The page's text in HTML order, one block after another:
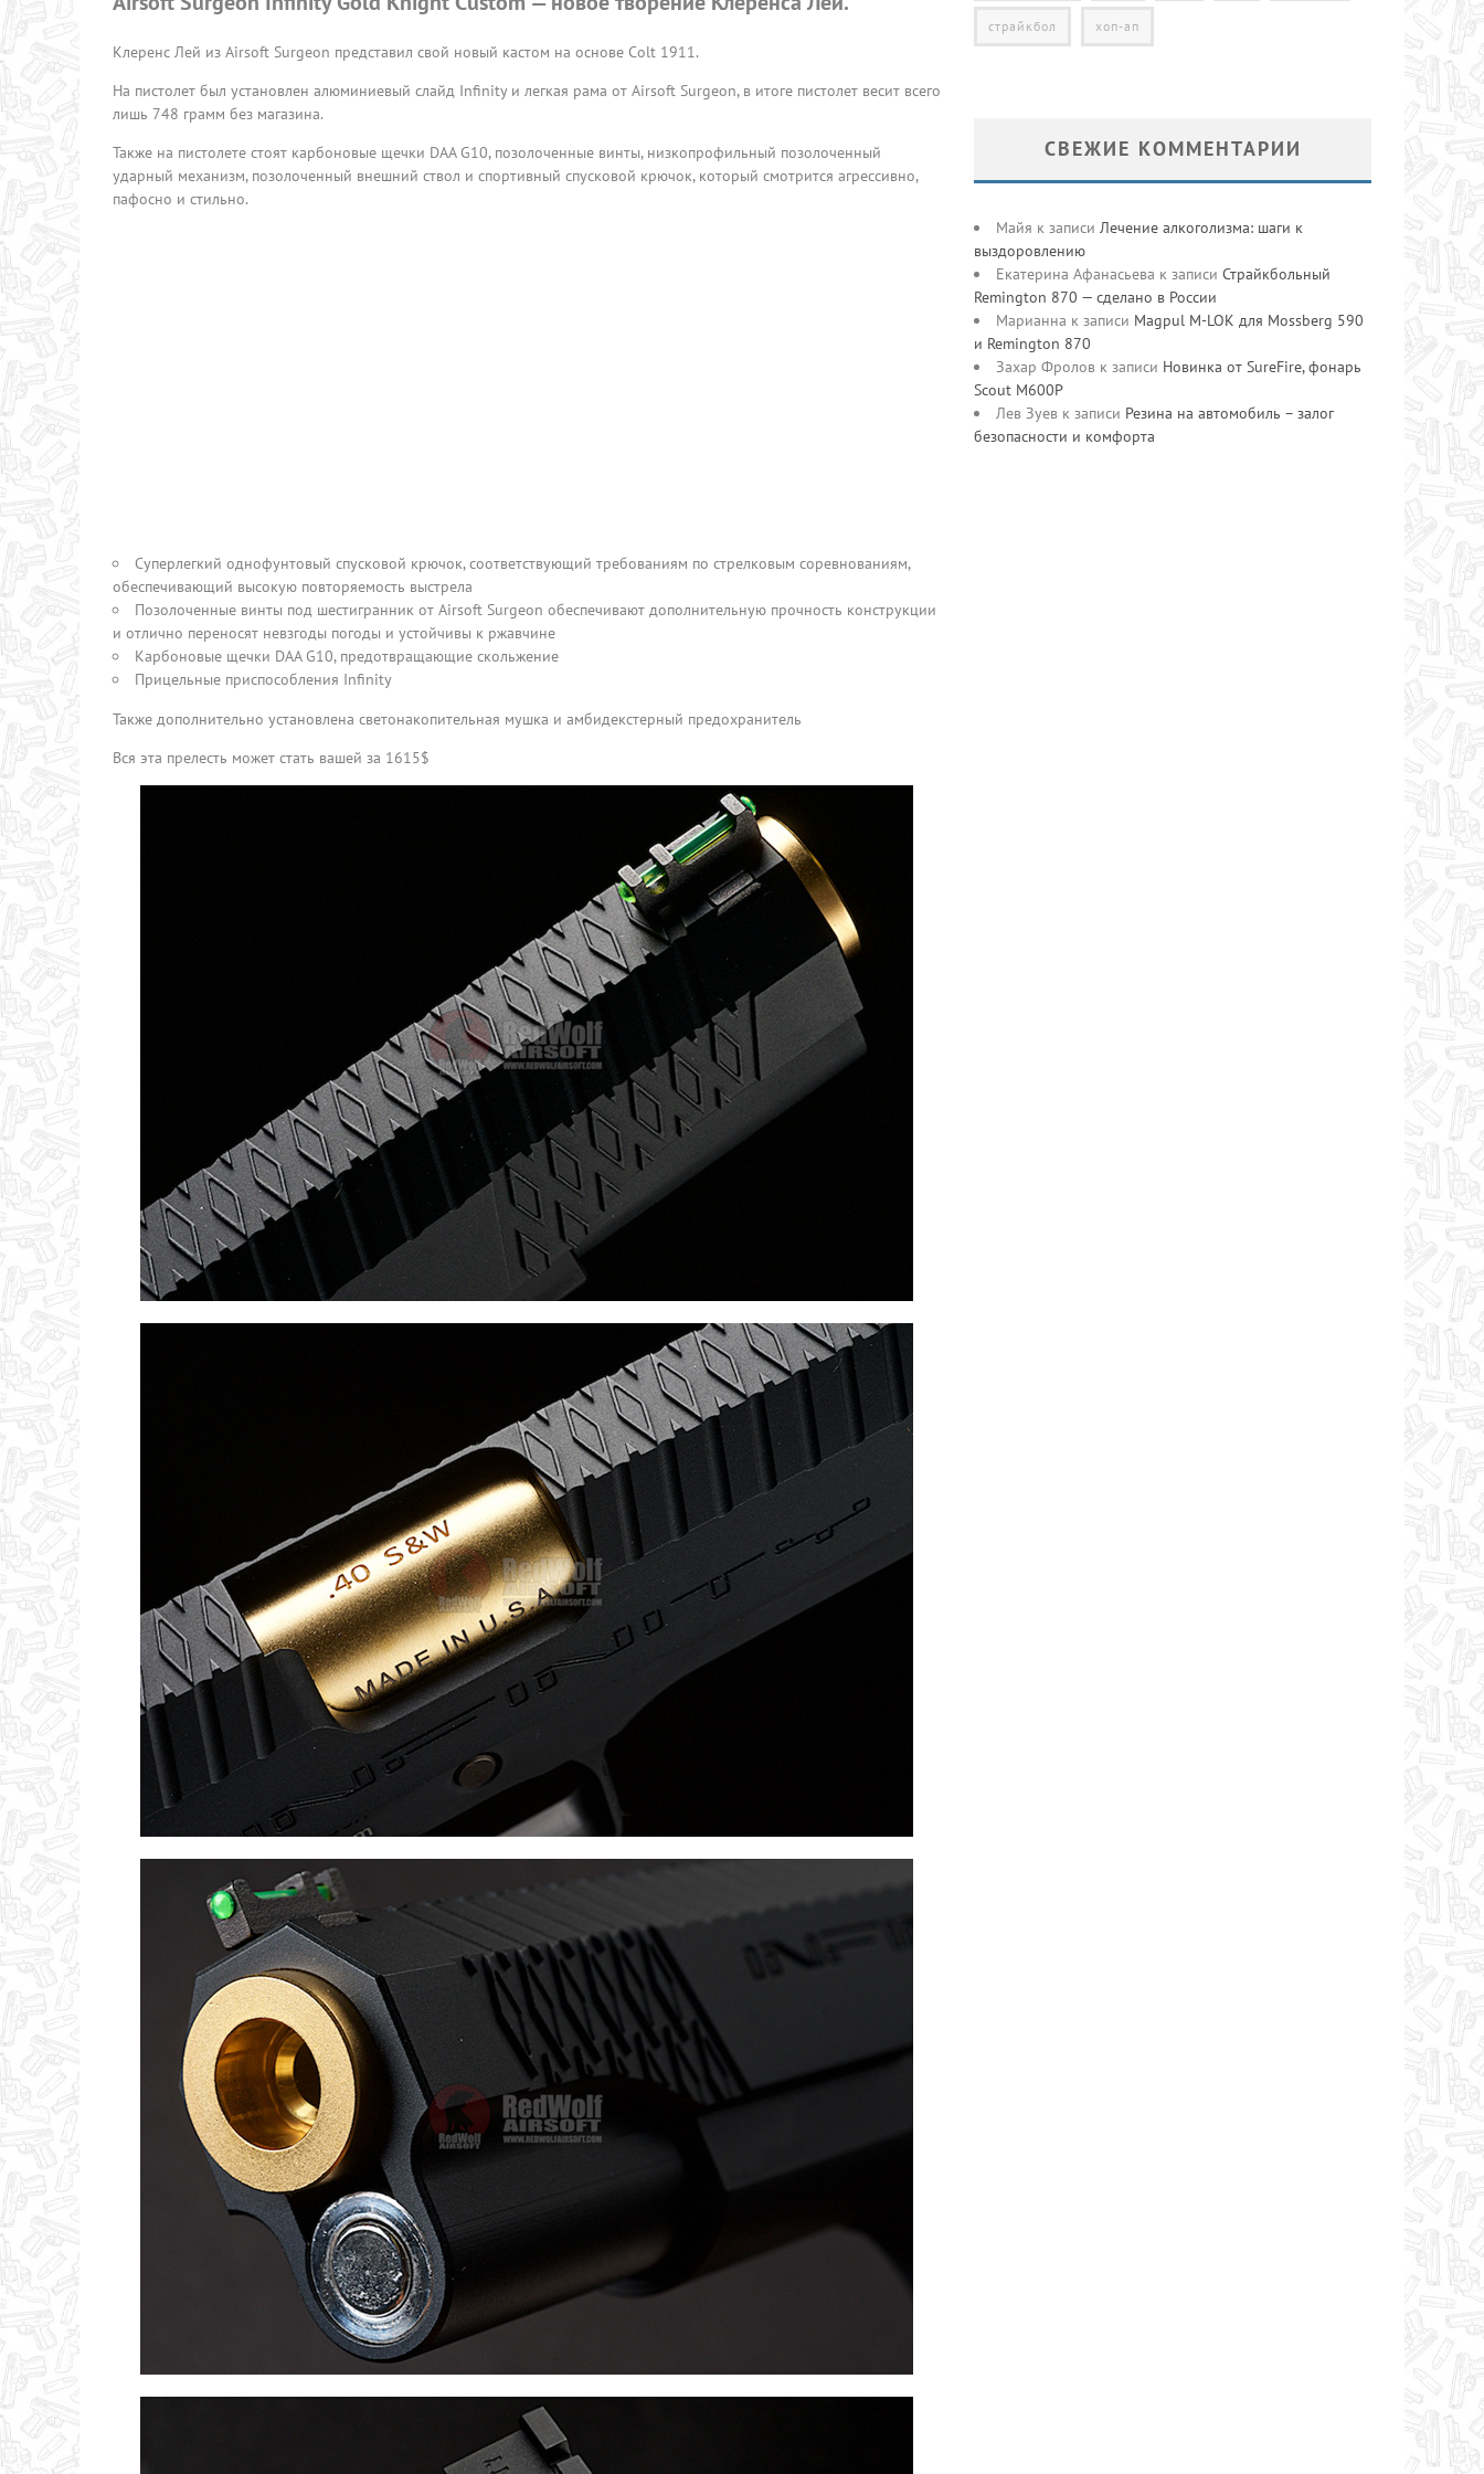
Клеренс Лей из Airsoft Surgeon представил свой новый кастом на основе Colt 1911.
На пистолет был установлен алюминиевый слайд Infinity и легкая рама от Airsoft Surgeon, в итоге пистолет весит всего
лишь 748 грамм без магазина.
Также на пистолете стоят карбоновые щечки DAA G10, позолоченные винты, низкопрофильный позолоченный
ударный механизм, позолоченный внешний ствол и спортивный спусковой крючок, который смотрится агрессивно,
пафосно и стильно.
Суперлегкий однофунтовый спусковой крючок, соответствующий требованиям по стрелковым соревнованиям,
обеспечивающий высокую повторяемость выстрела
Позолоченные винты под шестигранник от Airsoft Surgeon обеспечивают дополнительную прочность конструкции
и отлично переносят невзгоды погоды и устойчивы к ржавчине
Карбоновые щечки DAA G10, предотвращающие скольжение
Прицельные приспособления Infinity
Также дополнительно установлена светонакопительная мушка и амбидекстерный предохранитель
Вся эта прелесть может стать вашей за 1615$
страйкбол хоп-ап
СВЕЖИЕ КОММЕНТАРИИ
Майя к записи Лечение алкоголизма: шаги к
выздоровлению
Екатерина Афанасьева к записи Страйкбольный
Remington 870 — сделано в России
Марианна к записи Magpul M-LOK для Mossberg 590
и Remington 870
Захар Фролов к записи Новинка от SureFire, фонарь
Scout M600P
Лев Зуев к записи Резина на автомобиль – залог
безопасности и комфорта